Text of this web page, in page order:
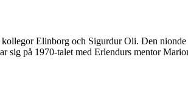
kollegor Elinborg och Sigurdur Oli. Den
sig på 1970-talet med Erlendurs mentor